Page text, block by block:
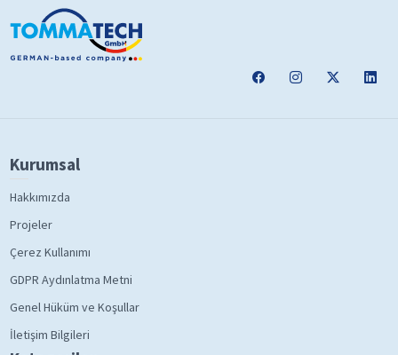
Kurumsal
Hakkımızda
Projeler
Çerez Kullanımı
GDPR Aydınlatma Metni
Genel Hüküm ve Koşullar
İletişim Bilgileri